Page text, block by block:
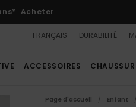
Acheter
FRANÇAIS DURABILITÉ
ACCESSOIRES
Page d'accueil Enfant